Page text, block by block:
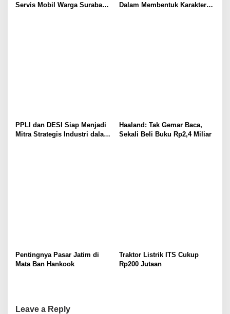
Servis Mobil Warga Surabaya
Dalam Membentuk Karakter
PPLI dan DESI Siap Menjadi
Mitra Strategis Industri dalam
Haaland: Tak Gemar Baca,
Sekali Beli Buku Rp2,4 Miliar
Pentingnya Pasar Jatim di
Mata Ban Hankook
Traktor Listrik ITS Cukup
Rp200 Jutaan
Leave a Reply